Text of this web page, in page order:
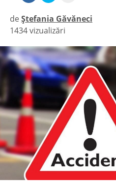
deȘtefania Găvăneci
|
1434 vizualizări